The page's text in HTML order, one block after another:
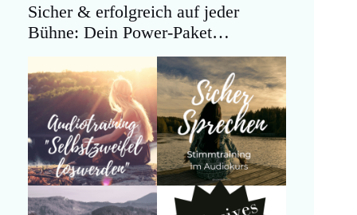
Sicher & erfolgreich auf jeder
Bühne: Dein Power-Paket…